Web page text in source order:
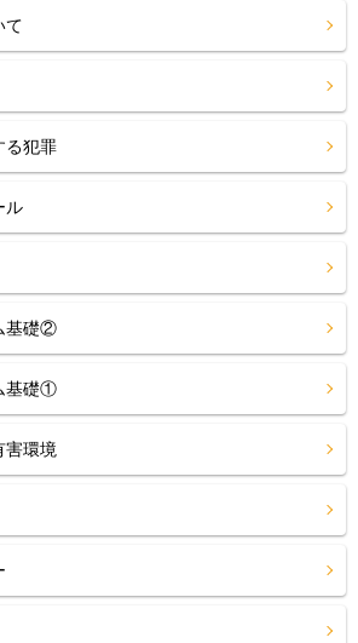
て
る犯罪
ル
基礎②
基礎①
害環境